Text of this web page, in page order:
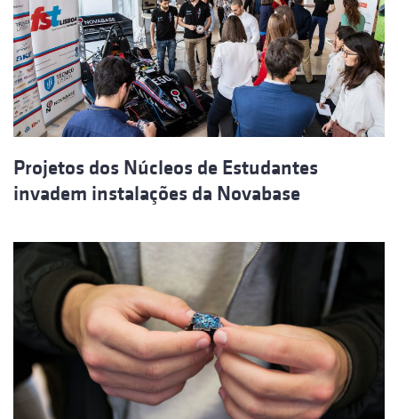
Projetos dos Núcleos de Estudantes
invadem instalações da Novabase